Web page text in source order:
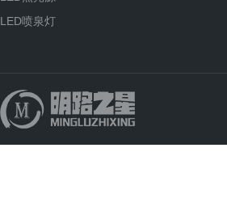
LED喷泉灯